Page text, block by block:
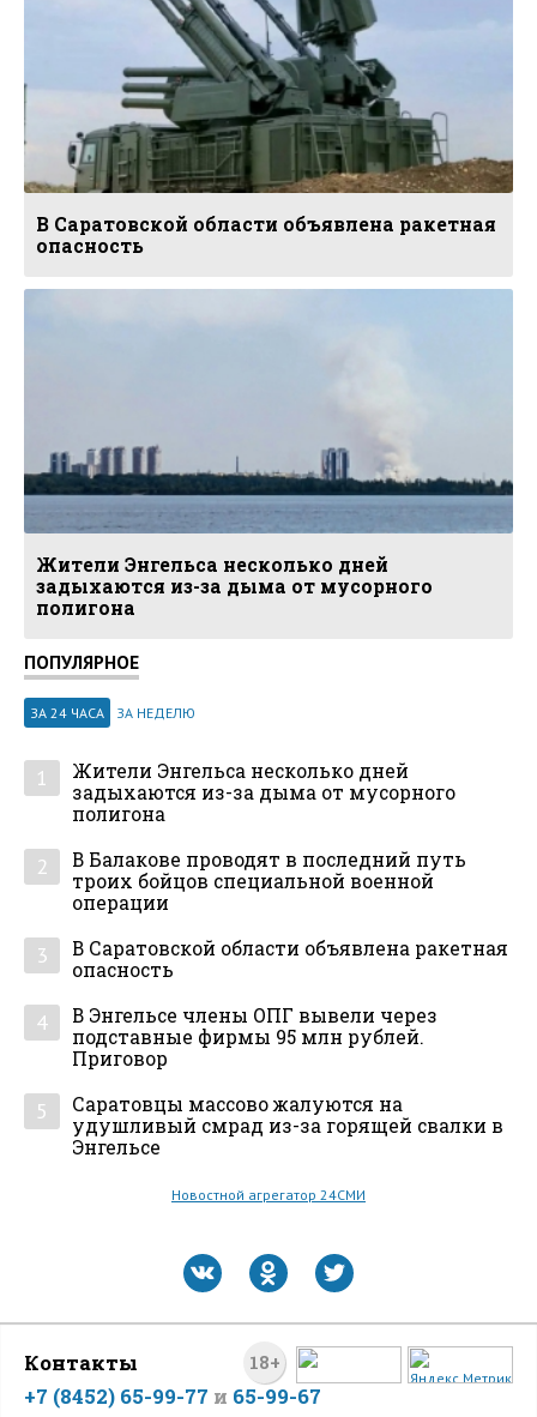
В Саратовской области объявлена ракетная
опасность
Жители Энгельса несколько дней
задыхаются из-за дыма от мусорного
полигона
ПОПУЛЯРНОЕ
ЗА 24 ЧАСА ЗА НЕДЕЛЮ
1
Жители Энгельса несколько дней
задыхаются из-за дыма от мусорного
полигона
2
В Балакове проводят в последний путь
троих бойцов специальной военной
операции
3
В Саратовской области объявлена ракетная
опасность
4
В Энгельсе члены ОПГ вывели через
подставные фирмы 95 млн рублей.
Приговор
5
Саратовцы массово жалуются на
удушливый смрад из-за горящей свалки в
Энгельсе
Новостной агрегатор 24СМИ
18+
Контакты
+7 (8452) 65-99-77 и 65-99-67